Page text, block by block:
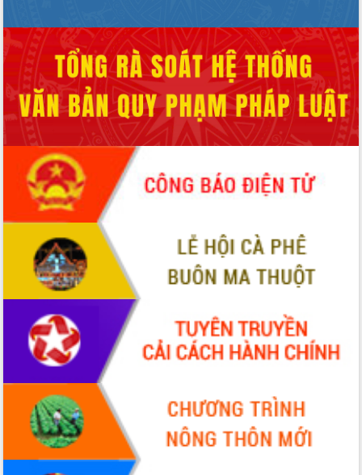
không gian tri thức trong thời đại số
Đánh giá, rút kinh nghiệm công tác tổ
chức diễn tập trước ngày bầu cử
Chương trình “Gặp gỡ hữu nghị –
Friendship Meeting New Year 2026”
Bầu cử Quốc hội và HĐND: Cử tri Đắk
Lắk gửi gắm niềm tin, kỳ vọng vào lá
Đắk Lắk sẵn sàng các điều kiện cho
Ngày hội bầu cử đại biểu Quốc hội
khóa XVI và HĐND các cấp nhiệm kỳ
2026-2031
Đảm bảo cuộc bầu cử đại biểu Quốc
hội và đại biểu HĐND các cấp diễn ra
an toàn, hiệu quả, đúng quy định
Thủ tướng Chính phủ Phạm Minh Chính
kiểm tra, chỉ đạo hoàn thành các dự
án cao tốc và thăm khu tái định cư tại
Đắk Lắk
Sôi nổi Hội đua ngựa truyền thống Gò
Thì Thùng mừng Xuân Bính Ngọ 2026
Lãnh đạo tỉnh dâng hương tưởng niệm
tại Đập Đồng Cam đầu Xuân Bính Ngọ
Ngành nông nghiệp phấn đấu tăng
trưởng đạt 5,86% trong năm 2026
UBND tỉnh Đắk Lắk triển khai công tác